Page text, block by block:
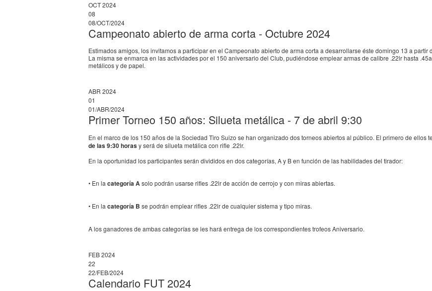
OCT 2024
08
08/OCT/2024
Campeonato abierto de arma corta - Octubre 2024
Estimados amigos, los invitamos a participar en el Campeonato abierto de arma corta a desarrollarse éste domingo 13 a
La misma se enmarca en las actividades por el 150 aniversario del Club, pudiéndose emplear armas de calibre .22lr hasta
metálicos y de papel.
ABR 2024
01
01/ABR/2024
Primer Torneo 150 años: Silueta metálica - 7 de abril 9:30
En el marco de los 150 años de la Sociedad Tiro Suizo se han organizado dos torneos abiertos al público. El primero de ellos
de las 9:30 horasy será de silueta metálica con rifle .22lr.
En la oportunidad los participantes serán divididos en dos categorías, A y B en función de las habilidades del tirador:
• En la categoría A solo podrán usarse rifles .22lr de acción de cerrojo y con miras abiertas.
• En la categoría B se podrán emplear rifles .22lr de cualquier sistema y tipo miras.
A los ganadores de ambas categorías se les hará entrega de los correspondientes trofeos Aniversario.
FEB 2024
22
22/FEB/2024
Calendario FUT 2024